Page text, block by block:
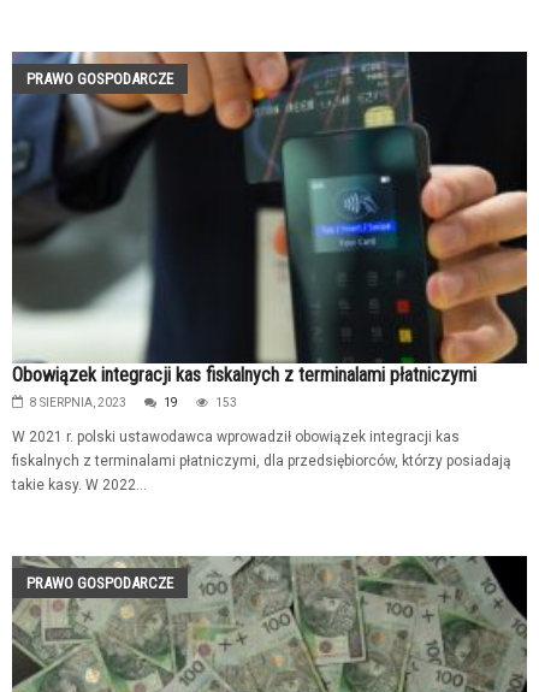
PRAWO GOSPODARCZE
Obowiązek integracji kas fiskalnych z terminalami płatniczymi
8 SIERPNIA, 2023 19 153
W 2021 r. polski ustawodawca wprowadził obowiązek integracji kas
fiskalnych z terminalami płatniczymi, dla przedsiębiorców, którzy posiadają
takie kasy. W 2022...
PRAWO GOSPODARCZE